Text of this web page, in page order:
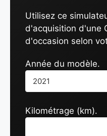
Utilisez ce
d'acquisition d'une
d'occasion selon
Année du modèle.
Kilométrage (km).